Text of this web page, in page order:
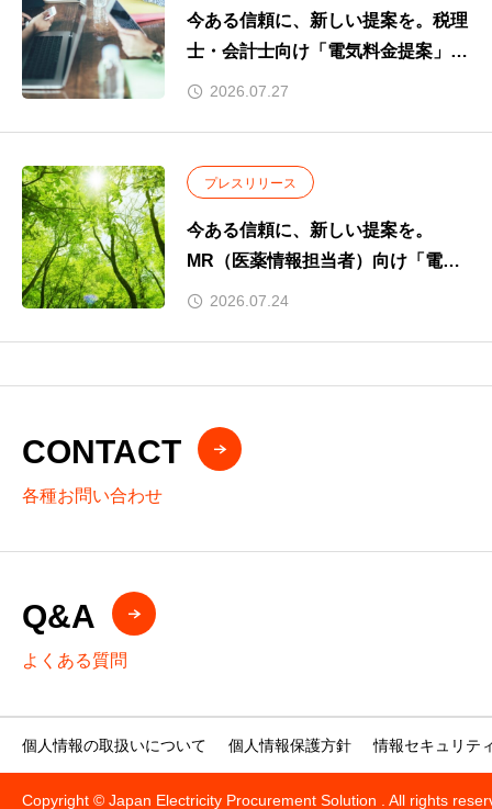
今ある信頼に、新しい提案を。税理
士・会計士向け「電気料金提案」の
取り組みを開始
2026.07.27
プレスリリース
今ある信頼に、新しい提案を。
MR（医薬情報担当者）向け「電気
料金提案」の取り組みを開始
2026.07.24
CONTACT
各種お問い合わせ
Q&A
よくある質問
個人情報の取扱いについて 個人情報保護方針 情報セキュリテ
Copyright © Japan Electricity Procurement Solution . All rights